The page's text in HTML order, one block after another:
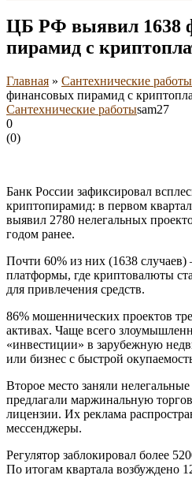
ЦБ РФ выявил 1638
пирамид с
Главная » Сантехнические работы
финансовых пирамид с
Сантехнические работыsam27
0
(0)
Банк России зафиксировал
криптопирамид: в первом
выявил 2780 нелегальных
годом ранее.
Почти 60% из них (1638
платформы, где криптовалюты
для привлечения средств.
86% мошеннических проектов
активах. Чаще всего
«инвестиции» в зарубежную
или бизнес с быстрой
Второе место заняли
предлагали маржинальную
лицензии. Их реклама
мессенджеры.
Регулятор заблокировал более
По итогам квартала возбуждено